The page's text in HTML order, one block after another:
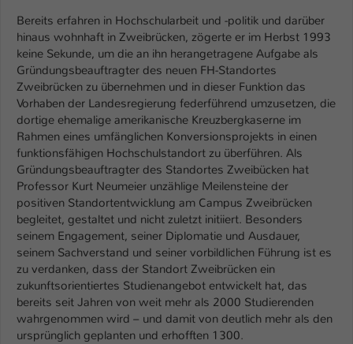
Bereits erfahren in Hochschularbeit und -politik und darüber
hinaus wohnhaft in Zweibrücken, zögerte er im Herbst 1993
keine Sekunde, um die an ihn herangetragene Aufgabe als
Gründungsbeauftragter des neuen FH-Standortes
Zweibrücken zu übernehmen und in dieser Funktion das
Vorhaben der Landesregierung federführend umzusetzen, die
dortige ehemalige amerikanische Kreuzbergkaserne im
Rahmen eines umfänglichen Konversionsprojekts in einen
funktionsfähigen Hochschulstandort zu überführen. Als
Gründungsbeauftragter des Standortes Zweibücken hat
Professor Kurt Neumeier unzählige Meilensteine der
positiven Standortentwicklung am Campus Zweibrücken
begleitet, gestaltet und nicht zuletzt initiiert. Besonders
seinem Engagement, seiner Diplomatie und Ausdauer,
seinem Sachverstand und seiner vorbildlichen Führung ist es
zu verdanken, dass der Standort Zweibrücken ein
zukunftsorientiertes Studienangebot entwickelt hat, das
bereits seit Jahren von weit mehr als 2000 Studierenden
wahrgenommen wird – und damit von deutlich mehr als den
ursprünglich geplanten und erhofften 1300.
Zweck
ein Besucher im Typo3-Backend
angemeldet ist und Rechte besitzt diese
zu verwalten.